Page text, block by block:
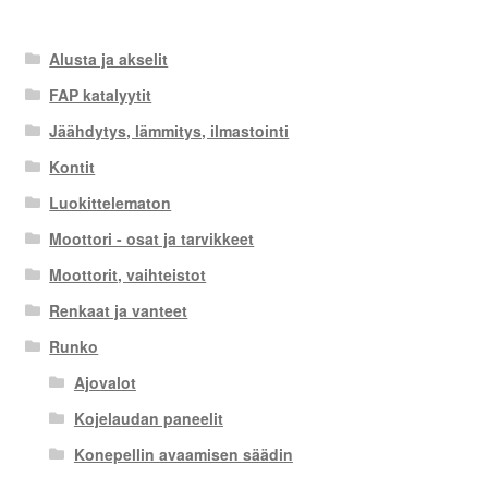
Alusta ja akselit
FAP katalyytit
Jäähdytys, lämmitys, ilmastointi
Kontit
Luokittelematon
Moottori - osat ja tarvikkeet
Moottorit, vaihteistot
Renkaat ja vanteet
Runko
Ajovalot
Kojelaudan paneelit
Konepellin avaamisen säädin